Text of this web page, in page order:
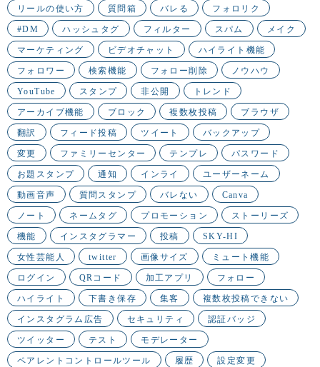
リールの使い方 質問箱 バレる フォロリク
#DM ハッシュタグ フィルター スパム メイク
マーケティング ビデオチャット ハイライト機能
フォロワー 検索機能 フォロー削除 ノウハウ
YouTube スタンプ 非公開 トレンド
アーカイブ機能 ブロック 複数枚投稿 ブラウザ
翻訳 フィード投稿 ツイート バックアップ
変更 ファミリーセンター テンプレ パスワード
お題スタンプ 通知 インライ ユーザーネーム
動画音声 質問スタンプ バレない Canva
ノート ネームタグ プロモーション ストーリーズ
機能 インスタグラマー 投稿 SKY-HI
女性芸能人 twitter 画像サイズ ミュート機能
ログイン QRコード 加工アプリ フォロー
ハイライト 下書き保存 集客 複数枚投稿できない
インスタグラム広告 セキュリティ 認証バッジ
ツイッター テスト モデレーター
ペアレントコントロールツール 履歴 設定変更